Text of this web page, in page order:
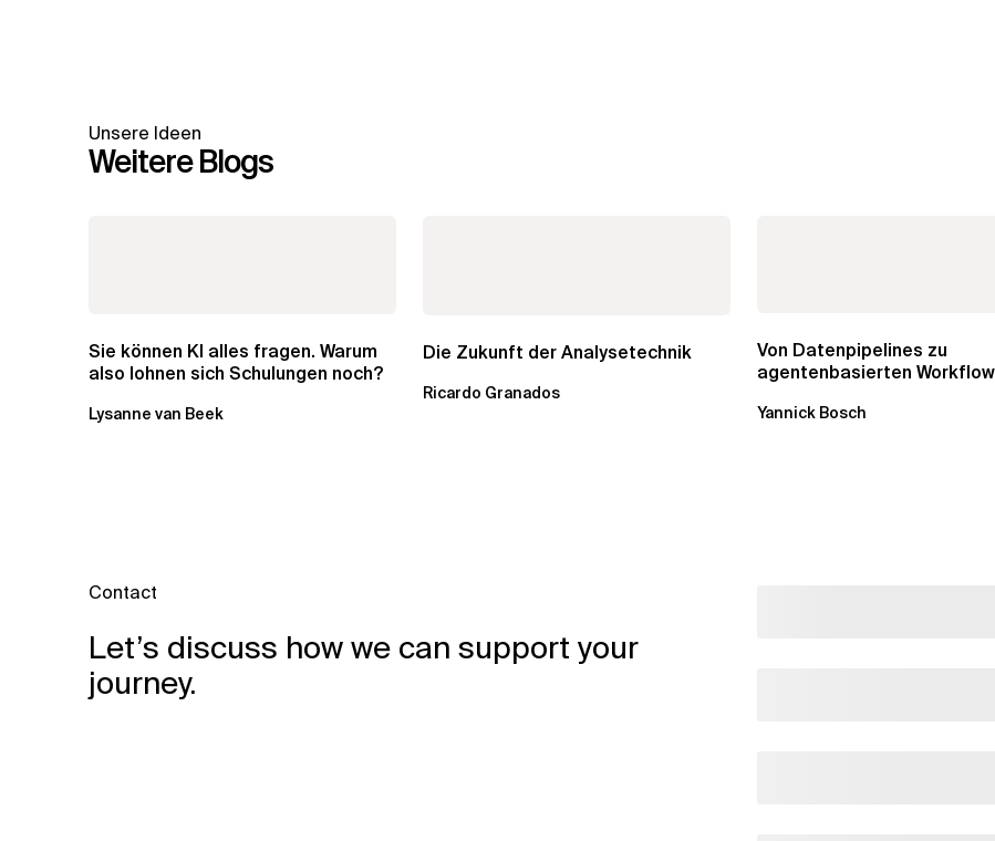
Unsere Ideen
Weitere Blogs
Sie können KI alles fragen. Warum
also lohnen sich Schulungen noch?
Lysanne van Beek
Die Zukunft der Analysetechnik
Ricardo Granados
Von Datenpipelines zu
agentenbasierten
Yannick Bosch
Contact
Let’s discuss how we can support your
journey.